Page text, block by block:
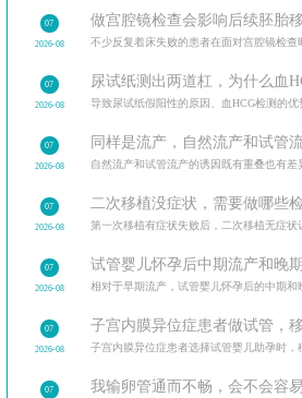
07
2026-08
做宫腔镜检查会影响后续胚胎
07
2026-08
尿试纸测出两道杠，为什么血
07
2026-08
同样是流产，自然流产和试管
07
2026-08
二次移植没症状，需要做哪些
07
2026-08
试管婴儿怀孕后中期流产和晚
07
2026-08
子宫内膜异位症患者做试管，
07 我输卵管通而不畅，会不会容